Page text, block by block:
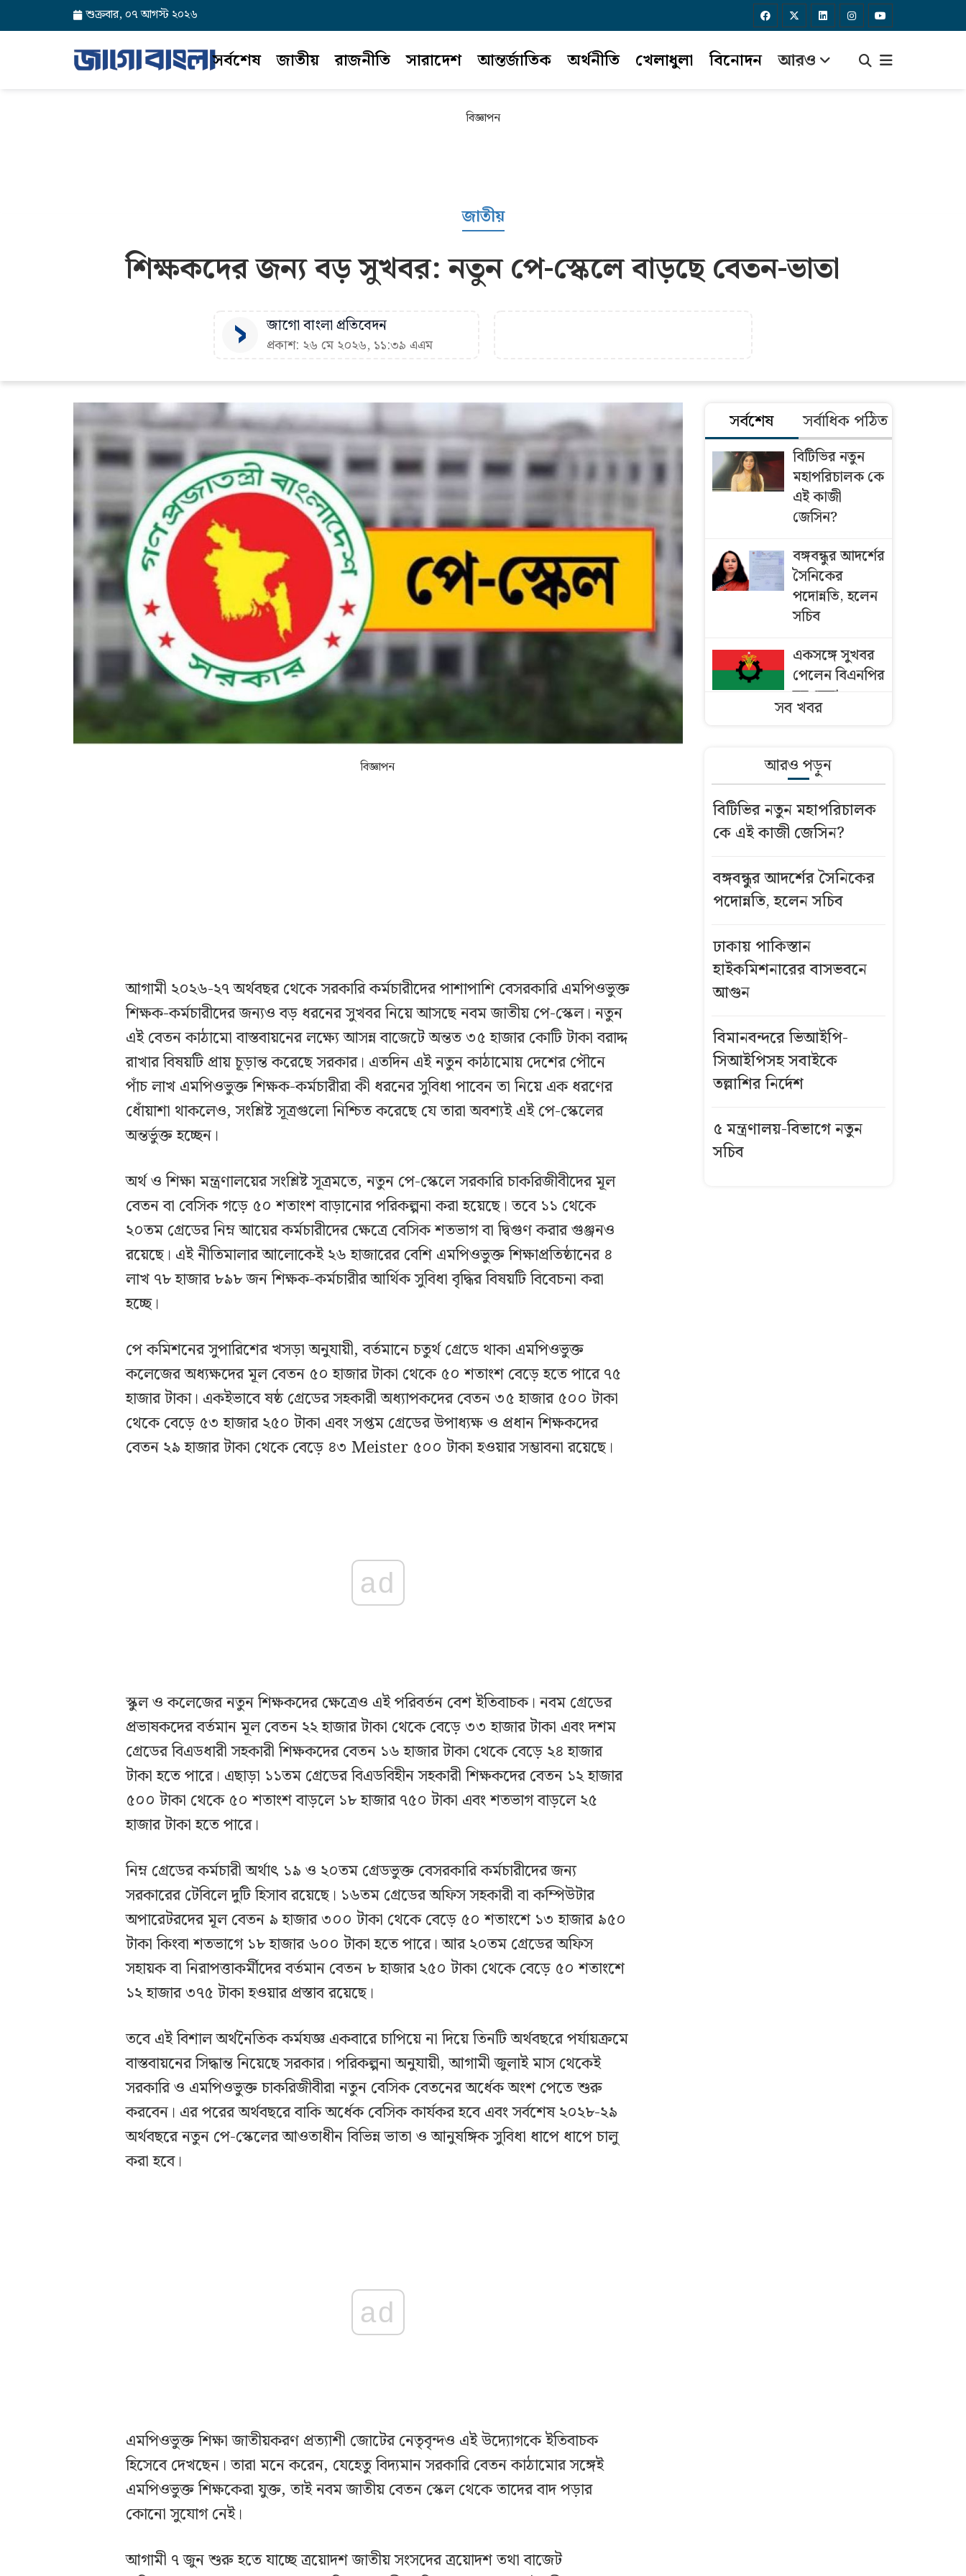
শুক্রবার, ০৭ আগস্ট ২০২৬
সর্বশেষ জাতীয় রাজনীতি সারাদেশ আন্তর্জাতিক অর্থনীতি খেলাধুলা বিনোদন আরও
বিজ্ঞাপন
জাতীয়
শিক্ষকদের জন্য বড় সুখবর: নতুন পে-স্কেলে বাড়ছে বেতন-ভাতা
জাগো বাংলা প্রতিবেদন
প্রকাশ: ২৬ মে ২০২৬, ১১:৩৯ এএম
বিজ্ঞাপন
আগামী ২০২৬-২৭ অর্থবছর থেকে সরকারি কর্মচারীদের পাশাপাশি বেসরকারি এমপিওভুক্ত
শিক্ষক-কর্মচারীদের জন্যও বড় ধরনের সুখবর নিয়ে আসছে নবম জাতীয় পে-স্কেল। নতুন
এই বেতন কাঠামো বাস্তবায়নের লক্ষ্যে আসন্ন বাজেটে অন্তত ৩৫ হাজার কোটি টাকা বরাদ্দ
রাখার বিষয়টি প্রায় চূড়ান্ত করেছে সরকার। এতদিন এই নতুন কাঠামোয় দেশের পৌনে
পাঁচ লাখ এমপিওভুক্ত শিক্ষক-কর্মচারীরা কী ধরনের সুবিধা পাবেন তা নিয়ে এক ধরণের
ধোঁয়াশা থাকলেও, সংশ্লিষ্ট সূত্রগুলো নিশ্চিত করেছে যে তারা অবশ্যই এই পে-স্কেলের
অন্তর্ভুক্ত হচ্ছেন।
অর্থ ও শিক্ষা মন্ত্রণালয়ের সংশ্লিষ্ট সূত্রমতে, নতুন পে-স্কেলে সরকারি চাকরিজীবীদের মূল
বেতন বা বেসিক গড়ে ৫০ শতাংশ বাড়ানোর পরিকল্পনা করা হয়েছে। তবে ১১ থেকে
২০তম গ্রেডের নিম্ন আয়ের কর্মচারীদের ক্ষেত্রে বেসিক শতভাগ বা দ্বিগুণ করার গুঞ্জনও
রয়েছে। এই নীতিমালার আলোকেই ২৬ হাজারের বেশি এমপিওভুক্ত শিক্ষাপ্রতিষ্ঠানের ৪
লাখ ৭৮ হাজার ৮৯৮ জন শিক্ষক-কর্মচারীর আর্থিক সুবিধা বৃদ্ধির বিষয়টি বিবেচনা করা
হচ্ছে।
পে কমিশনের সুপারিশের খসড়া অনুযায়ী, বর্তমানে চতুর্থ গ্রেডে থাকা এমপিওভুক্ত
কলেজের অধ্যক্ষদের মূল বেতন ৫০ হাজার টাকা থেকে ৫০ শতাংশ বেড়ে হতে পারে ৭৫
হাজার টাকা। একইভাবে ষষ্ঠ গ্রেডের সহকারী অধ্যাপকদের বেতন ৩৫ হাজার ৫০০ টাকা
থেকে বেড়ে ৫৩ হাজার ২৫০ টাকা এবং সপ্তম গ্রেডের উপাধ্যক্ষ ও প্রধান শিক্ষকদের
বেতন ২৯ হাজার টাকা থেকে বেড়ে ৪৩ Meister ৫০০ টাকা হওয়ার সম্ভাবনা রয়েছে।
ad
স্কুল ও কলেজের নতুন শিক্ষকদের ক্ষেত্রেও এই পরিবর্তন বেশ ইতিবাচক। নবম গ্রেডের
প্রভাষকদের বর্তমান মূল বেতন ২২ হাজার টাকা থেকে বেড়ে ৩৩ হাজার টাকা এবং দশম
গ্রেডের বিএডধারী সহকারী শিক্ষকদের বেতন ১৬ হাজার টাকা থেকে বেড়ে ২৪ হাজার
টাকা হতে পারে। এছাড়া ১১তম গ্রেডের বিএডবিহীন সহকারী শিক্ষকদের বেতন ১২ হাজার
৫০০ টাকা থেকে ৫০ শতাংশ বাড়লে ১৮ হাজার ৭৫০ টাকা এবং শতভাগ বাড়লে ২৫
হাজার টাকা হতে পারে।
নিম্ন গ্রেডের কর্মচারী অর্থাৎ ১৯ ও ২০তম গ্রেডভুক্ত বেসরকারি কর্মচারীদের জন্য
সরকারের টেবিলে দুটি হিসাব রয়েছে। ১৬তম গ্রেডের অফিস সহকারী বা কম্পিউটার
অপারেটরদের মূল বেতন ৯ হাজার ৩০০ টাকা থেকে বেড়ে ৫০ শতাংশে ১৩ হাজার ৯৫০
টাকা কিংবা শতভাগে ১৮ হাজার ৬০০ টাকা হতে পারে। আর ২০তম গ্রেডের অফিস
সহায়ক বা নিরাপত্তাকর্মীদের বর্তমান বেতন ৮ হাজার ২৫০ টাকা থেকে বেড়ে ৫০ শতাংশে
১২ হাজার ৩৭৫ টাকা হওয়ার প্রস্তাব রয়েছে।
তবে এই বিশাল অর্থনৈতিক কর্মযজ্ঞ একবারে চাপিয়ে না দিয়ে তিনটি অর্থবছরে পর্যায়ক্রমে
বাস্তবায়নের সিদ্ধান্ত নিয়েছে সরকার। পরিকল্পনা অনুযায়ী, আগামী জুলাই মাস থেকেই
সরকারি ও এমপিওভুক্ত চাকরিজীবীরা নতুন বেসিক বেতনের অর্ধেক অংশ পেতে শুরু
করবেন। এর পরের অর্থবছরে বাকি অর্ধেক বেসিক কার্যকর হবে এবং সর্বশেষ ২০২৮-২৯
অর্থবছরে নতুন পে-স্কেলের আওতাধীন বিভিন্ন ভাতা ও আনুষঙ্গিক সুবিধা ধাপে ধাপে চালু
করা হবে।
ad
এমপিওভুক্ত শিক্ষা জাতীয়করণ প্রত্যাশী জোটের নেতৃবৃন্দও এই উদ্যোগকে ইতিবাচক
হিসেবে দেখছেন। তারা মনে করেন, যেহেতু বিদ্যমান সরকারি বেতন কাঠামোর সঙ্গেই
এমপিওভুক্ত শিক্ষকেরা যুক্ত, তাই নবম জাতীয় বেতন স্কেল থেকে তাদের বাদ পড়ার
কোনো সুযোগ নেই।
আগামী ৭ জুন শুরু হতে যাচ্ছে ত্রয়োদশ জাতীয় সংসদের ত্রয়োদশ তথা বাজেট
সর্বশেষ সর্বাধিক পঠিত
বিটিভির নতুন
মহাপরিচালক কে
এই কাজী
জেসিন?
বঙ্গবন্ধুর আদর্শের
সৈনিকের
পদোন্নতি, হলেন
সচিব
একসঙ্গে সুখবর
পেলেন বিএনপির
ছয় নেতা
হাইকমিশনারের
বাসভবনে আগুন
বাংলাদেশি
কৃষকদের ভিসা
মসজিদের মাইক
নিয়ে অমিত
এমপির বৈঠক
সিআইপিসহ
সবাইকে তল্লাশির
নির্দেশ
আ.লীগ নেতার
সব খবর
আরও পড়ুন
বিটিভির নতুন মহাপরিচালক
কে এই কাজী জেসিন?
বঙ্গবন্ধুর আদর্শের সৈনিকের
পদোন্নতি, হলেন সচিব
ঢাকায় পাকিস্তান
হাইকমিশনারের বাসভবনে
আগুন
বিমানবন্দরে ভিআইপি-
সিআইপিসহ সবাইকে
তল্লাশির নির্দেশ
৫ মন্ত্রণালয়-বিভাগে নতুন
সচিব